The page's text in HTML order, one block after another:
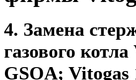
4. Замена
газового
GSOA; Vitogas